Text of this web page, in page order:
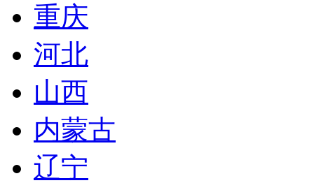
重庆
河北
山西
内蒙古
辽宁